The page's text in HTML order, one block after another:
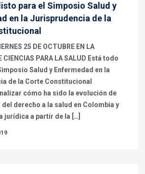
para el Simposio Salud y
en la Jurisprudencia de la
25 DE OCTUBRE EN LA
CIENCIAS PARA LA SALUD Está todo
Salud y Enfermedad en la
de la Corte Constitucional
cómo ha sido la evolución de
del derecho a la salud en Colombia y
jurídica a partir de la […]